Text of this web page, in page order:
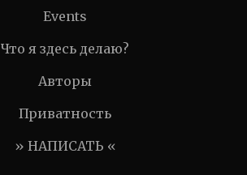
Events
Что я здесь делаю?
Авторы
Приватность
» НАПИСАТЬ «